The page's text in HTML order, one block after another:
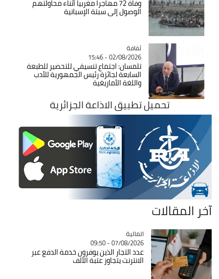
وفاة 72 مهاجرا مغربيا أثناء محاولتهم
الوصول إلى سبتة الإسبانية
Catégorie
ثقافة
02/08/2026 - 15:46
تلمسان: اجتماع تنسيقي للتحضير للطبعة
السابعة لجائزة رئيس الجمهورية للأدب
واللغة الأمازيغية
تحميل تطبيق الاذاعة الجزائرية
آخر المقالات
Catégorie
المالية
07/08/2026 - 09:50
عدد التجار الذين يوفرون خدمة الدفع عبر
الانترنت يتجاوز عتبة الألف